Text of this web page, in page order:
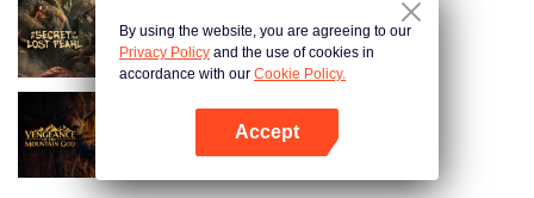
明珠奇谭
山神异闻录
By using the website, you are agreeing to our
Privacy Policy and the use of cookies in
accordance with our Cookie Policy.
Accept